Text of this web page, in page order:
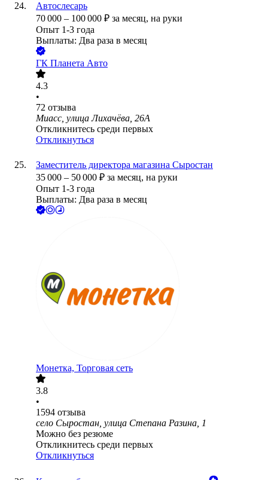
Автослесарь
70 000 – 100 000 ₽ за месяц, на руки
Опыт 1-3 года
Выплаты: Два раза в месяц
ГК Планета Авто
4.3
•
72 отзыва
Миасс, улица Лихачёва, 26А
Откликнитесь среди первых
Откликнуться
Заместитель директора магазина Сыростан
35 000 – 50 000 ₽ за месяц, на руки
Опыт 1-3 года
Выплаты: Два раза в месяц
Монетка, Торговая сеть
3.8
•
1594 отзыва
село Сыростан, улица Степана Разина, 1
Можно без резюме
Откликнитесь среди первых
Откликнуться